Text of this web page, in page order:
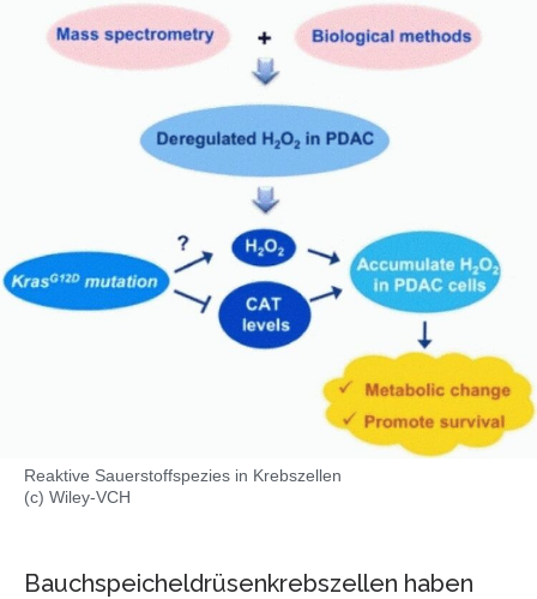
Reaktive Sauerstoffspezies in Krebszellen
(c) Wiley-VCH
Bauchspeicheldrüsenkrebszellen haben